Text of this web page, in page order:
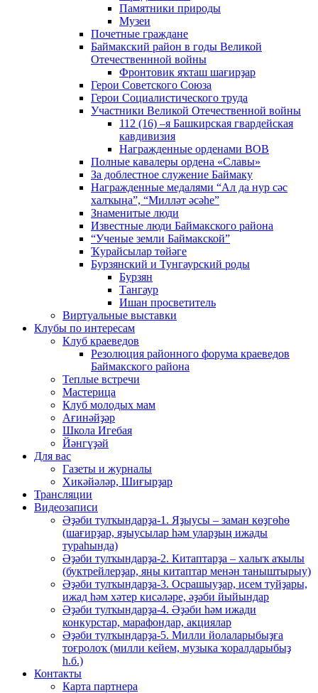
Памятники природы
Музеи
Почетные граждане
Баймакский район в годы Великой
Отечественнной войны
Фронтовик яҡташ шағирҙар
Герои Советского Союза
Герои Социалистического труда
Участники Великой Отечественной войны
112 (16) –я Башкирская гвардейская
кавдивизия
Награжденные орденами ВОВ
Полные кавалеры ордена «Славы»
За доблестное служение Баймаку
Награжденные медалями “Ал да нур сәс
халҡыңа”, “Милләт әсәһе”
Знаменитые люди
Известные люди Баймакского района
“Ученые земли Баймакской”
Ҡурайсылар төйәге
Бурзянский и Тунгаурский роды
Бурзян
Тангаур
Ишан просветитель
Виртуальные выставки
Клубы по интересам
Клуб краеведов
Резолюция районного форума краеведов
Баймакского района
Теплые встречи
Мастерица
Клуб молодых мам
Ағинәйҙәр
Школа Игебая
Йәнгүҙәй
Для вас
Газеты и журналы
Хикәйәләр, Шиғырҙар
Трансляции
Видеозаписи
Әҙәби тулҡындарҙа-1. Яҙыусы – заман көҙгөһө
(шағирҙар, яҙыусылар һәм уларҙың ижады
тураһында)
Әҙәби тулҡындарҙа-2. Китаптарҙа – халыҡ аҡылы
(буктрейлерҙар, яңы китаптар менән таныштырыу)
Әҙәби тулҡындарҙа-3. Осрашыуҙар, исем туйҙары,
ижад һәм хәтер кисәләре, әҙәби йыйындар
Әҙәби тулҡындарҙа-4. Әҙәби һәм ижади
конкурстар, марафондар, акциялар
Әҙәби тулҡындарҙа-5. Милли йолаларыбыҙға
тоғролоҡ (милли кейем, музыка ҡоралдарыбыҙ
һ.б.)
Контакты
Карта партнера